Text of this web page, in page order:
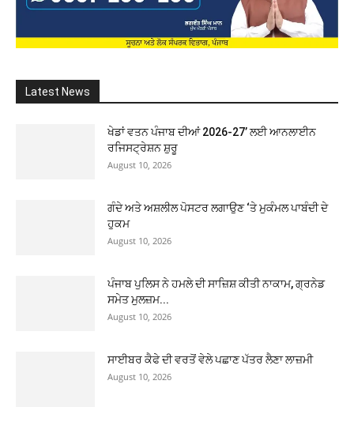
Latest News
ਖੇਡਾਂ ਵਤਨ ਪੰਜਾਬ ਦੀਆਂ 2026-27’ ਲਈ ਆਨਲਾਈਨ
ਰਜਿਸਟ੍ਰੇਸ਼ਨ ਸ਼ੁਰੂ
August 10, 2026
ਗੰਦੇ ਅਤੇ ਅਸ਼ਲੀਲ ਪੋਸਟਰ ਲਗਾਉਣ ‘ਤੇ ਮੁਕੰਮਲ ਪਾਬੰਦੀ ਦੇ
ਹੁਕਮ
August 10, 2026
ਪੰਜਾਬ ਪੁਲਿਸ ਨੇ ਹਮਲੇ ਦੀ ਸਾਜ਼ਿਸ਼ ਕੀਤੀ ਨਾਕਾਮ, ਗ੍ਰਨੇਡ
ਸਮੇਤ ਮੁਲਜ਼ਮ...
August 10, 2026
ਸਾਈਬਰ ਕੈਫੇ ਦੀ ਵਰਤੋਂ ਵੇਲੇ ਪਛਾਣ ਪੱਤਰ ਲੈਣਾ ਲਾਜ਼ਮੀ
August 10, 2026